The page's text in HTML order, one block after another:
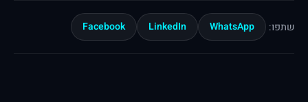
שתפו: WhatsApp
LinkedIn
Facebook